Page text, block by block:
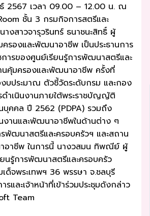
2567 เวลา 09.00 – 12.00 น. ณ
ชั้น 3 กรมกิจการสตรีและ
งสาวจารุวรินทร์ ธนาชนะสิทธิ์ ผู้
รองและพัฒนาอาชีพ เป็นประธานการ
การของศูนย์เรียนรู้การพัฒนาสตรีและ
นคุ้มครองและพัฒนาอาชีพ ครั้งที่
บประมาณ ตัวชี้วัดระดับกรม และกอง
ำเนินงานภายใต้พระราชบัญญัติ
คคล ปี 2562 (PDPA) รวมถึง
งานและพัฒนาอาชีพในด้านต่าง ๆ
พัฒนาสตรีและครอบครัวฯ และสถาน
อาชีพ ในการนี้ นางวสมน ทิพณีย์ ผู้
นรู้การพัฒนาสตรีและครอบครัว
เด็จพระเทพฯ 36 พรรษา จ.ชลบุรี
และเจ้าหน้าที่เข้าร่วมประชุมดังกล่าว
Team